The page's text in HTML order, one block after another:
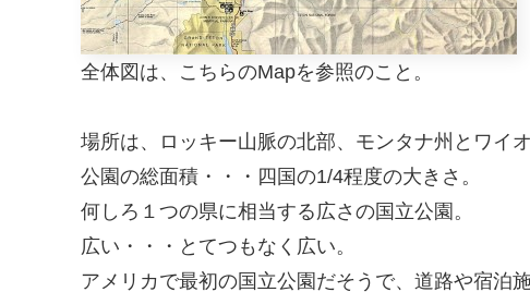
全体図は、こちらのMapを参照のこと。
場所は、ロッキー山脈の北部、モンタナ州とワイ
公園の総面積・・・四国の1/4程度の大きさ。
何しろ１つの県に相当する広さの国立公園。
広い・・・とてつもなく広い。
アメリカで最初の国立公園だそうで、道路や宿泊